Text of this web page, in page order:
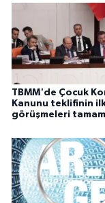
TBMM'de Çocuk
Kanunu teklifinin
görüşmeleri